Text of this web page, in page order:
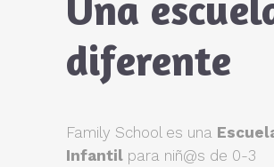
diferente
Family School es una
Infantil para niñ@s de 0-3